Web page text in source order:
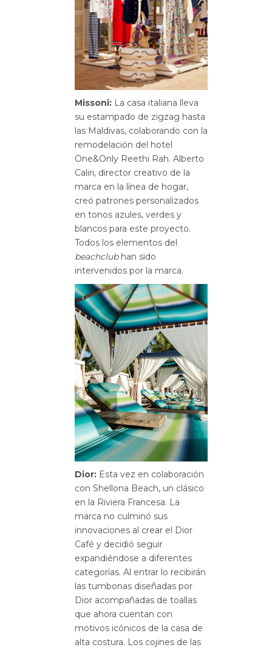
Missoni: La casa italiana lleva
su estampado de zigzag hasta
las Maldivas, colaborando con la
remodelación del hotel
One&Only Reethi Rah. Alberto
Caliri, director creativo de la
marca en la línea de hogar,
creó patrones personalizados
en tonos azules, verdes y
blancos para este proyecto.
Todos los elementos del
beachclubhan sido
intervenidos por la marca.
Dior: Esta vez en colaboración
con Shellona Beach, un clásico
en la Riviera Francesa. La
marca no culminó sus
innovaciones al crear el Dior
Café y decidió seguir
expandiéndose a diferentes
categorías. Al entrar lo recibirán
las tumbonas diseñadas por
Dior acompañadas de toallas
que ahora cuentan con
motivos icónicos de la casa de
alta costura. Los cojines de las